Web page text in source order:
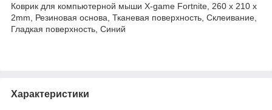
Коврик для компьютерной мыши X-game Fortnite, 260 x 210 x
2mm, Резиновая основа, Тканевая поверхность, Склеивание,
Гладкая поверхность, Синий
Характеристики